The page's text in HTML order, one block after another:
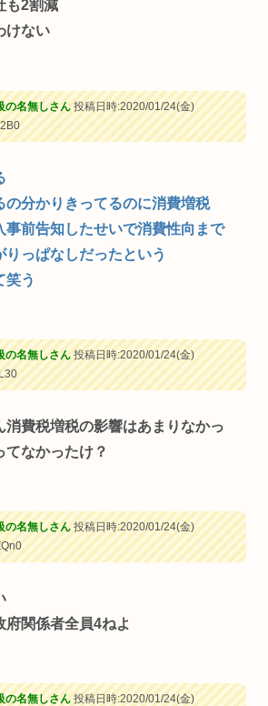
も2割減
けない
の名無しさん投稿日時:2020/01/24(金)
の分かりきってるのに消費増税
事前告知したせいで消費性向まで
りっぱなしだったという
笑う
の名無しさん投稿日時:2020/01/24(金)
消費税増税の影響はあまりなかっ
てなかったけ？
の名無しさん投稿日時:2020/01/24(金)
府関係者全員4ねよ
の名無しさん投稿日時:2020/01/24(金)